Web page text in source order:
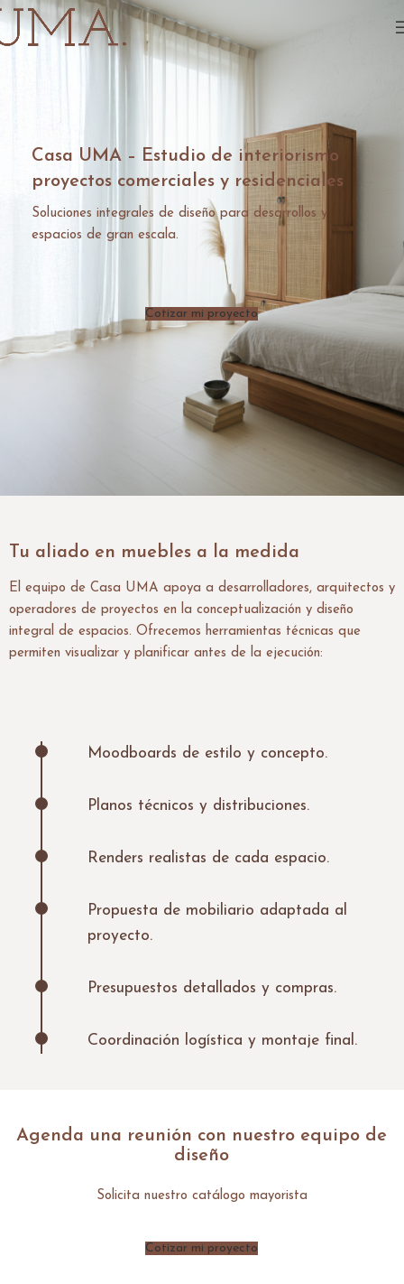
Casa UMA – Estudio de interiorismo
proyectos comerciales y residenciales
Soluciones integrales de diseño para desarrollos y
espacios de gran escala.
Cotizar mi proyecto
Tu aliado en muebles a la medida
El equipo de Casa UMA apoya a desarrolladores, arquitectos y
operadores de proyectos en la conceptualización y diseño
integral de espacios. Ofrecemos herramientas técnicas que
permiten visualizar y planificar antes de la ejecución:
Moodboards de estilo y concepto.
Planos técnicos y distribuciones.
Renders realistas de cada espacio.
Propuesta de mobiliario adaptada al
proyecto.
Presupuestos detallados y compras.
Coordinación logística y montaje final.
Agenda una reunión con nuestro equipo de
diseño
Solicita nuestro catálogo mayorista
Cotizar mi proyecto